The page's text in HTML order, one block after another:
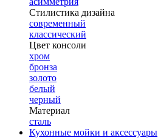
Стилистика дизайна
современный
классический
Цвет консоли
хром
бронза
золото
белый
черный
Материал
сталь
Кухонные мойки и аксессуары